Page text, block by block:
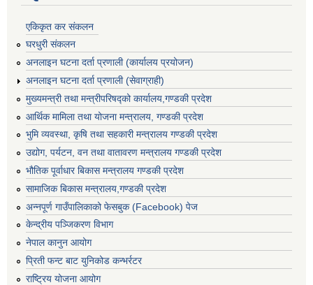
एकिकृत कर संकलन
घरधुरी संकलन
अनलाइन घटना दर्ता प्रणाली (कार्यालय प्रयोजन)
अनलाइन घटना दर्ता प्रणाली (सेवाग्राही)
मुख्यमन्त्री तथा मन्त्रीपरिषद्को कार्यालय,गण्डकी प्रदेश
आर्थिक मामिला तथा योजना मन्त्रालय, गण्डकी प्रदेश
भुमि व्यवस्था, कृषि तथा सहकारी मन्त्रालय गण्डकी प्रदेश
उद्योग, पर्यटन, वन तथा वातावरण मन्त्रालय गण्डकी प्रदेश
भौतिक पूर्वाधार बिकास मन्त्रालय गण्डकी प्रदेश
सामाजिक बिकास मन्त्रालय,गण्डकी प्रदेश
अन्नपूर्ण गाउँपालिकाको फेसबुक (Facebook) पेज
केन्द्रीय पञ्जिकरण विभाग
नेपाल कानुन आयोग
प्रिती फन्ट बाट युनिकोड कन्भर्रटर
राष्ट्रिय योजना आयोग